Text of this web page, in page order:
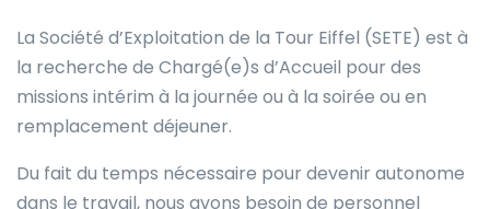
La Société d’Exploitation de la Tour Eiffel (SETE) est à
la recherche de Chargé(e)s d’Accueil pour des
missions intérim à la journée ou à la soirée ou en
remplacement déjeuner.
Du fait du temps nécessaire pour devenir autonome
dans le travail, nous avons besoin de personnel